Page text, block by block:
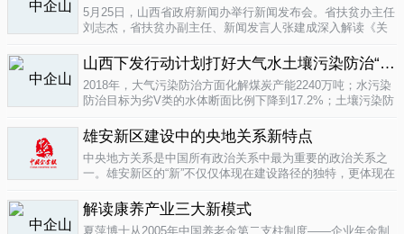
5月25日，山西省政府新闻办举行新闻发布会。省扶贫办主任
刘志杰，省扶贫办副主任、新闻发言人张建成深入解读《关
问。据了解...
04-12
山西下发行动计划打好大气水土壤污染防治“三战役”
2018年，大气污染防治方面化解煤炭产能2240万吨；水污染
防治目标为劣V类的水体断面比例下降到17.2%；土壤污染防
记者从山...
雄安新区建设中的央地关系新特点
中央地方关系是中国所有政治关系中最为重要的政治关系之
一。雄安新区的“新”不仅仅体现在建设路径的独特，更体现在
解读康养产业三大新模式
夏萍博士从2005年中国养老金第二支柱制度——企业年金制